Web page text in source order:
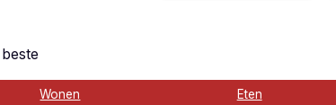
Wonen Eten